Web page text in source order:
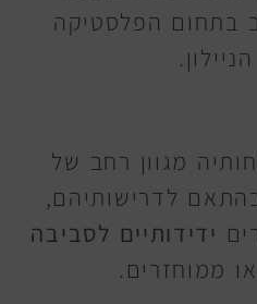
בתחום הפלסטיקה
מגוון רחב של
לדרישותיהם,
ידידותיים לסביבה
ממוחזרים.